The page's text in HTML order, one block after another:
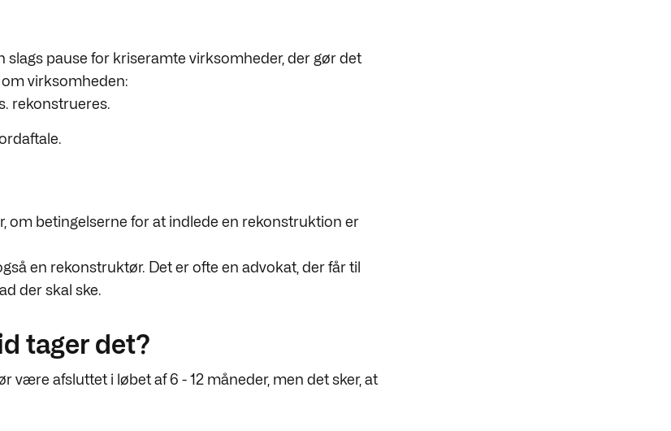
slags pause for kriseramte virksomheder, der gør det
virksomheden:
rekonstrueres.
om betingelserne for at indlede en rekonstruktion er
en rekonstruktør. Det er ofte en advokat, der får til
der skal ske.
tager det?
være afsluttet i løbet af 6 - 12 måneder, men det sker, at